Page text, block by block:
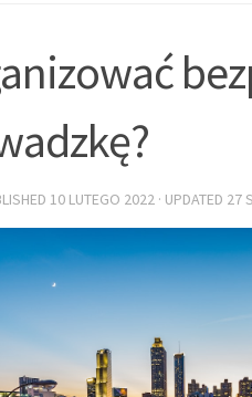
10 LUTEGO 2022 · UPDATED 27